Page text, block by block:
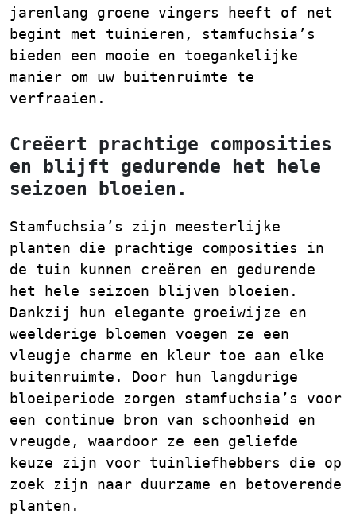
jarenlang groene vingers heeft of net
begint met tuinieren, stamfuchsia’s
bieden een mooie en toegankelijke
manier om uw buitenruimte te
verfraaien.
Creëert prachtige composities
en blijft gedurende het hele
seizoen bloeien.
Stamfuchsia’s zijn meesterlijke
planten die prachtige composities in
de tuin kunnen creëren en gedurende
het hele seizoen blijven bloeien.
Dankzij hun elegante groeiwijze en
weelderige bloemen voegen ze een
vleugje charme en kleur toe aan elke
buitenruimte. Door hun langdurige
bloeiperiode zorgen stamfuchsia’s voor
een continue bron van schoonheid en
vreugde, waardoor ze een geliefde
keuze zijn voor tuinliefhebbers die op
zoek zijn naar duurzame en betoverende
planten.